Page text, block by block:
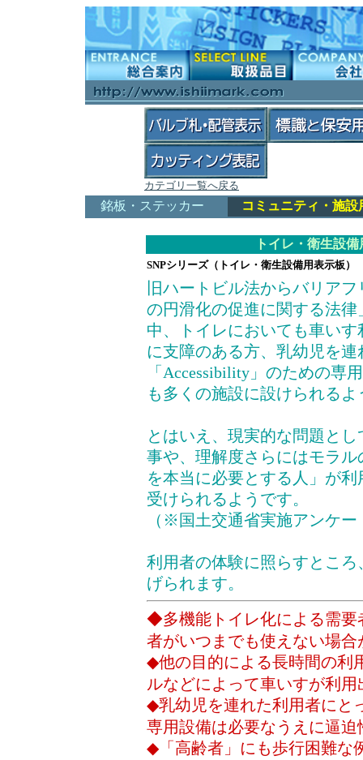
カテゴリ一覧へ戻る
銘板・ステッカー コミュニティ・施設
トイレ・衛生設
SNPシリーズ（トイレ・衛生設備用表示板
旧ハートビル法からバリア
の円滑化の促進に関する法
中、トイレにおいても車い
に支障のある方、乳幼児を
「Accessibility」のための専
も多くの施設に設けられる
とはいえ、現実的な問題と
事や、理解度さらにはモラ
を本当に必要とする人」が
受けられるようです。
（※国土交通省実施アンケー
利用者の体験に照らすとこ
げられます。
◆多機能トイレ化による需要
者がいつまでも使えない場合
◆他の目的による長時間の利
ルなどによって車いすが利用
◆乳幼児を連れた利用者にと
専用設備は必要なうえに逼迫
◆「高齢者」にも歩行困難な